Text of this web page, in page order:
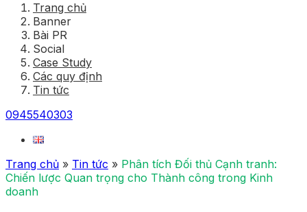
Trang chủ
Banner
Bài PR
Social
Case Study
Các quy định
Tin tức
0945540303
Trang chủ » Tin tức » Phân tích Đối thủ Cạnh tranh:
Chiến lược Quan trọng cho Thành công trong Kinh
doanh